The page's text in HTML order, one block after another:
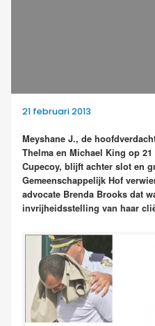
21 februari 2013
Meyshane J., de
Thelma en Michael King op
Cupecoy, blijft achter slot en
Gemeenschappelijk Hof
advocate Brenda Brooks dat
invrijheidsstelling van haar